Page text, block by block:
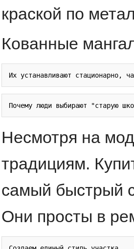
краской по
Кованные
Несмотря на
традициям.
самый быстрый
Они просты в